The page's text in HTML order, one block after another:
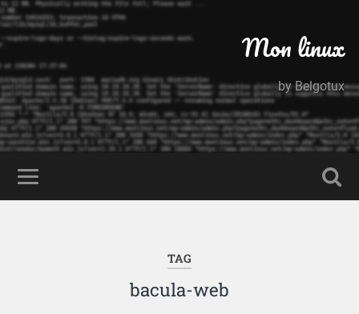
Mon linux
by Belgotux
TAG
bacula-web